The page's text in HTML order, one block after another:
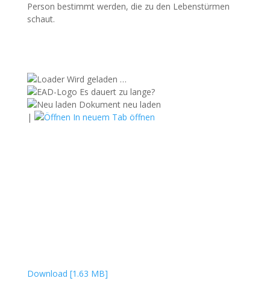
Person bestimmt werden, die zu den Lebenstürmen
schaut.
Wird geladen …
Es dauert zu lange?
Dokument neu laden
|
In neuem Tab öffnen
Download [1.63 MB]